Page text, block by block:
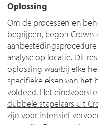
Oplossing
Om de processen en
begrijpen, begon Crown
analyse op locatie. Dit
oplossing waarbij elke
specifieke eisen van het
voldeed. Het
dubbele stapelaars uit
zijn voor intensief